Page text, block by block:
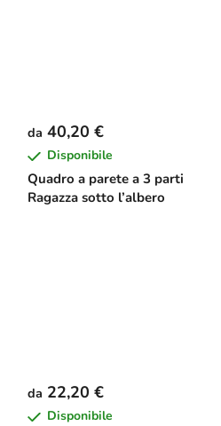
Quadro a parete a 3 parti
Ragazza sotto l’albero
da 40,20 €
Disponibile
da 22,20 €
Disponibile